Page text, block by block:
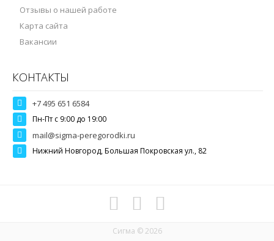
Отзывы о нашей работе
Карта сайта
Вакансии
КОНТАКТЫ
+7 495 651 6584
Пн-Пт c 9:00 до 19:00
mail@sigma-peregorodki.ru
Нижний Новгород, Большая Покровская ул., 82
Сигма © 2026